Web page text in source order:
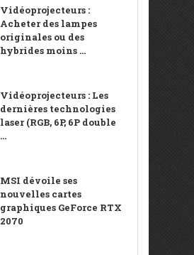
Vidéoprojecteurs :
Acheter des lampes
originales ou des
hybrides moins ...
Vidéoprojecteurs : Les
dernières technologies
laser (RGB, 6P, 6P double
...
MSI dévoile ses
nouvelles cartes
graphiques GeForce RTX
2070